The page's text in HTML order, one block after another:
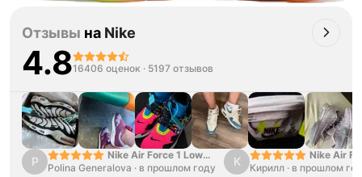
Отзывы на Nike
4.816406 оценок · 5197 отзывов
P
Nike Air Force 1 Low
College Pack White
Polina Generalova · в прошлом году К
Nike Air
Yellow
Кирилл · в прошлом